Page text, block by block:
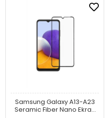
Samsung Galaxy A13-A23
Seramic Fiber Nano Ekran